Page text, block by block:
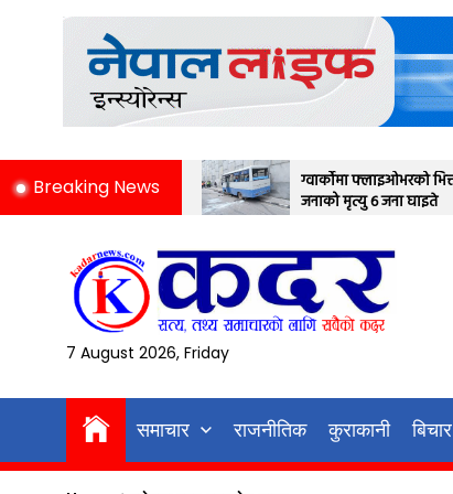
Breaking News
ग्वार्कोमा फ्लाइओभरको भित्तामा बस ठोक्किदा एक
जनाको मृत्यु ६ जना घाइते
7 August 2026, Friday
समाचार राजनीतिक कुराकानी बिचार